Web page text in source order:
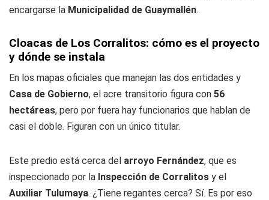
encargarse la Municipalidad de Guaymallén.
Cloacas de Los Corralitos: cómo es el proyecto
y dónde se instala
En los mapas oficiales que manejan las dos entidades y
Casa de Gobierno, el acre transitorio figura con 56
hectáreas, pero por fuera hay funcionarios que hablan de
casi el doble. Figuran con un único titular.
Este predio está cerca del arroyo Fernández, que es
inspeccionado por la Inspección de Corralitos y el
Auxiliar Tulumaya. ¿Tiene regantes cerca? Sí. Es por eso